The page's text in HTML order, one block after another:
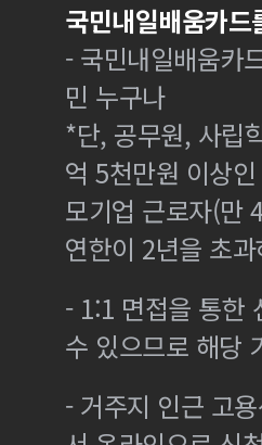
국민내일배움카
- 국민내일배움카
민 누구나
*단, 공무원, 사립
억 5천만원 이상
모기업 근로자(만
연한이 2년을 초
- 1:1 면접을 통한
수 있으므로 해당
- 거주지 인근 고